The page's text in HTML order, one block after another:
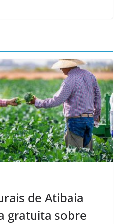
de Atibaia
gratuita sobre